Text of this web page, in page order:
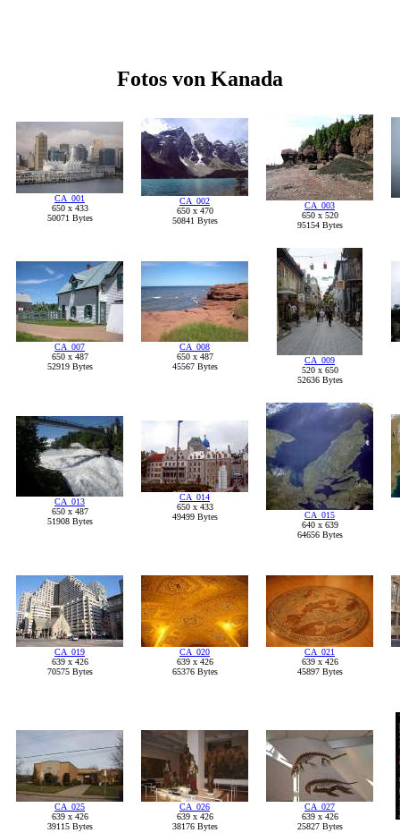
Fotos von Kanada
CA_001
650 x 433
50071 Bytes
CA_002
650 x 470
50841 Bytes
CA_003
650 x 520
95154 Bytes
CA_007
650 x 487
52919 Bytes
CA_008
650 x 487
45567 Bytes
CA_009
520 x 650
52636 Bytes
CA_013
650 x 487
51908 Bytes
CA_014
650 x 433
49499 Bytes
CA_015
640 x 639
64656 Bytes
CA_019
639 x 426
70575 Bytes
CA_020
639 x 426
65376 Bytes
CA_021
639 x 426
45897 Bytes
CA_025
639 x 426
39115 Bytes
CA_026
639 x 426
38176 Bytes
CA_027
639 x 426
25827 Bytes